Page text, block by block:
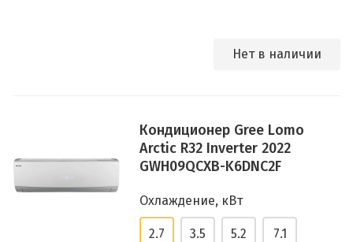
Нет в наличии
Кондиционер Gree Lomo
Arctic R32 Inverter 2022
GWH09QCXB-K6DNC2F
Охлаждение, кВт
2.7 3.5 5.2 7.1